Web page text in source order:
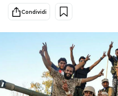
Economia
PODCAST
Condividi